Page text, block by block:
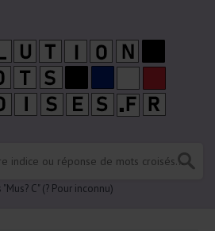
C" (? Pour inconnu)